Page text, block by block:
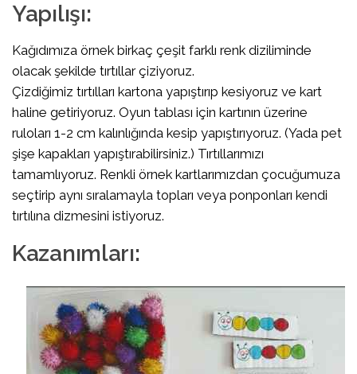
Yapılışı:
Kağıdımıza örnek birkaç çeşit farklı renk diziliminde
olacak şekilde tırtıllar çiziyoruz.
Çizdiğimiz tırtılları kartona yapıştırıp kesiyoruz ve kart
haline getiriyoruz. Oyun tablası için kartının üzerine
ruloları 1-2 cm kalınlığında kesip yapıştırıyoruz. (Yada pet
şişe kapakları yapıştırabilirsiniz.) Tırtıllarımızı
tamamlıyoruz. Renkli örnek kartlarımızdan çocuğumuza
seçtirip aynı sıralamayla topları veya ponponları kendi
tırtılına dizmesini istiyoruz.
Kazanımları: